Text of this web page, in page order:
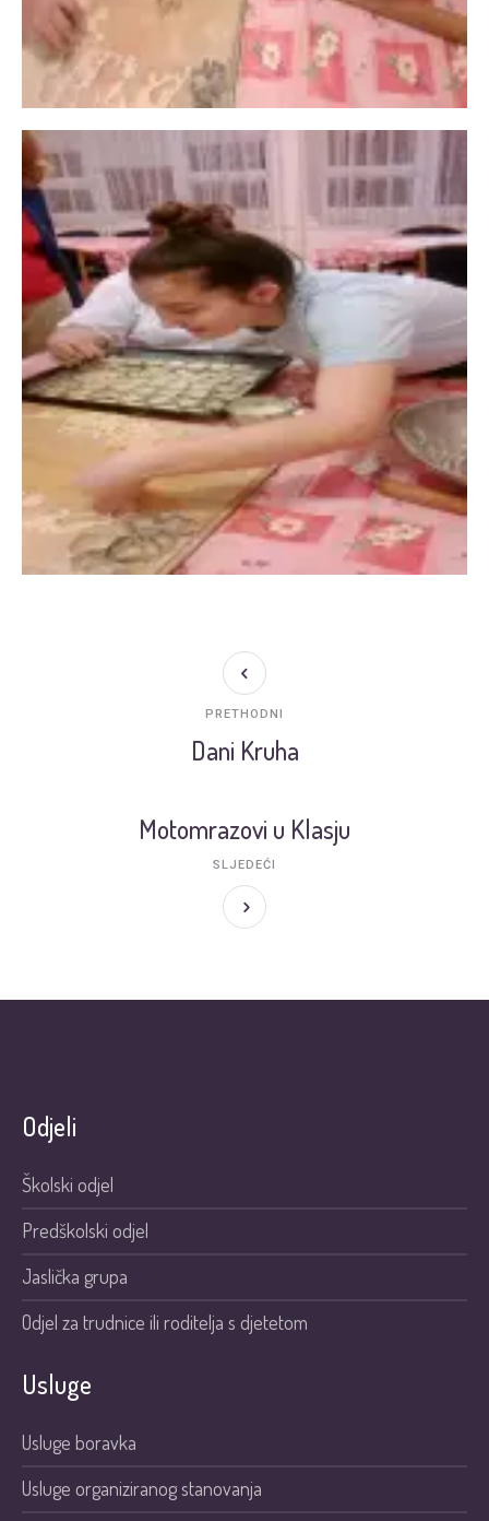
Dani Kruha
PRETHODNI
Motomrazovi u Klasju
SLJEDEĆI
Odjeli
Školski odjel
Predškolski odjel
Jaslička grupa
Odjel za trudnice ili roditelja s djetetom
Usluge
Usluge boravka
Usluge organiziranog stanovanja